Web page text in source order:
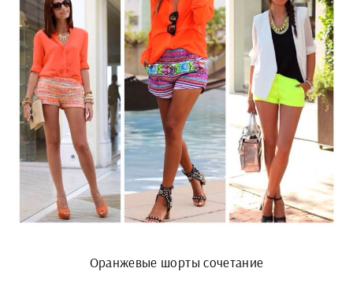
Оранжевые шорты сочетание